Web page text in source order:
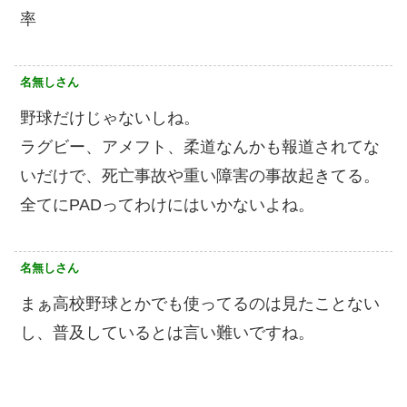
率
名無しさん
野球だけじゃないしね。
ラグビー、アメフト、柔道なんかも報道されてな
いだけで、死亡事故や重い障害の事故起きてる。
全てにPADってわけにはいかないよね。
名無しさん
まぁ高校野球とかでも使ってるのは見たことない
し、普及しているとは言い難いですね。